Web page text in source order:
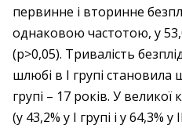
первинне і вторинне
однаковою частотою, у
(р>0,05). Тривалість
шлюбі в І групі становила
групі – ​17 років. У великої
(у 43,2% у І групі і у 64,3%